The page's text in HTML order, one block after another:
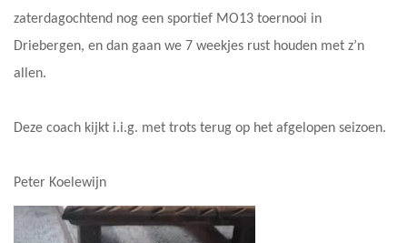
zaterdagochtend nog een sportief MO13 toernooi in
Driebergen, en dan gaan we 7 weekjes rust houden met z’n
allen.
Deze coach kijkt i.i.g. met trots terug op het afgelopen seizoen.
Peter Koelewijn